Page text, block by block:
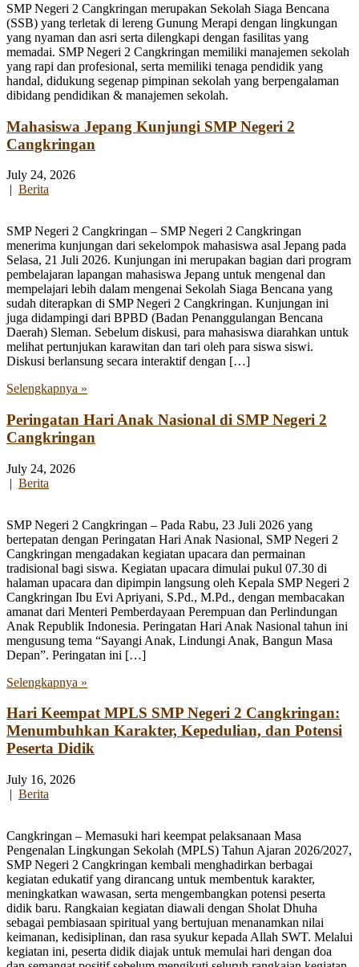
SMP Negeri 2 Cangkringan merupakan Sekolah Siaga Bencana
(SSB) yang terletak di lereng Gunung Merapi dengan lingkungan
yang nyaman dan asri serta dilengkapi dengan fasilitas yang
memadai. SMP Negeri 2 Cangkringan memiliki manajemen sekolah
yang rapi dan profesional, serta memiliki tenaga pendidik yang
handal, didukung segenap pimpinan sekolah yang berpengalaman
dibidang pendidikan & manajemen sekolah.
Mahasiswa Jepang Kunjungi SMP Negeri 2
Cangkringan
July 24, 2026
| Berita
SMP Negeri 2 Cangkringan – SMP Negeri 2 Cangkringan
menerima kunjungan dari sekelompok mahasiswa asal Jepang pada
Selasa, 21 Juli 2026. Kunjungan ini merupakan bagian dari program
pembelajaran lapangan mahasiswa Jepang untuk mengenal dan
mempelajari lebih dalam mengenai Sekolah Siaga Bencana yang
sudah diterapkan di SMP Negeri 2 Cangkringan. Kunjungan ini
juga didampingi dari BPBD (Badan Penanggulangan Bencana
Daerah) Sleman. Sebelum diskusi, para mahasiswa diarahkan untuk
melihat pertunjukan karawitan dan tari oleh para siswa siswi.
Diskusi berlansung secara interaktif dengan […]
Selengkapnya »
Peringatan Hari Anak Nasional di SMP Negeri 2
Cangkringan
July 24, 2026
| Berita
SMP Negeri 2 Cangkringan – Pada Rabu, 23 Juli 2026 yang
bertepatan dengan Peringatan Hari Anak Nasional, SMP Negeri 2
Cangkringan mengadakan kegiatan upacara dan permainan
tradisional bagi siswa. Kegiatan upacara dimulai pukul 07.30 di
halaman upacara dan dipimpin langsung oleh Kepala SMP Negeri 2
Cangkringan Ibu Evi Apriyani, S.Pd., M.Pd., dengan membacakan
amanat dari Menteri Pemberdayaan Perempuan dan Perlindungan
Anak Republik Indonesia. Peringatan Hari Anak Nasional tahun ini
mengusung tema “Sayangi Anak, Lindungi Anak, Bangun Masa
Depan”. Peringatan ini […]
Selengkapnya »
Hari Keempat MPLS SMP Negeri 2 Cangkringan:
Menumbuhkan Karakter, Kepedulian, dan Potensi
Peserta Didik
July 16, 2026
| Berita
Cangkringan – Memasuki hari keempat pelaksanaan Masa
Pengenalan Lingkungan Sekolah (MPLS) Tahun Ajaran 2026/2027,
SMP Negeri 2 Cangkringan kembali menghadirkan berbagai
kegiatan edukatif yang dirancang untuk membentuk karakter,
meningkatkan wawasan, serta mengembangkan potensi peserta
didik baru. Rangkaian kegiatan diawali dengan Sholat Dhuha
sebagai pembiasaan spiritual yang bertujuan menanamkan nilai
keimanan, kedisiplinan, dan rasa syukur kepada Allah SWT. Melalui
kegiatan ini, peserta didik diajak untuk memulai hari dengan doa